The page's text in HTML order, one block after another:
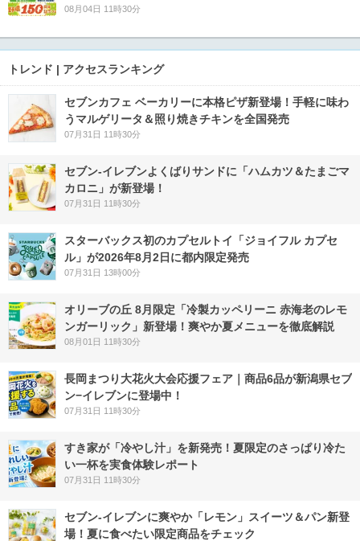
08月04日 11時30分
トレンド | アクセスランキング
セブンカフェ ベーカリーに本格ピザ新登場！手軽に味わ
うマルゲリータ＆照り焼きチキンを全国発売
07月31日 11時30分
セブン‐イレブンよくばりサンドに「ハムカツ＆たまごマ
カロニ」が新登場！
07月31日 11時30分
スターバックス初のカプセルトイ「ジョイフル カプセ
ル」が2026年8月2日に都内限定発売
07月31日 13時00分
オリーブの丘 8月限定「冷製カッペリーニ 赤海老のレモ
ンガーリック」新登場！爽やか夏メニューを徹底解説
08月01日 11時30分
長岡まつり大花火大会応援フェア｜商品6品が新潟県セブ
ン−イレブンに登場中！
07月31日 11時30分
すき家が「冷やし汁」を新発売！夏限定のさっぱり冷た
い一杯を実食体験レポート
07月31日 11時30分
セブン‐イレブンに爽やか「レモン」スイーツ＆パン新登
場！夏に食べたい限定商品をチェック